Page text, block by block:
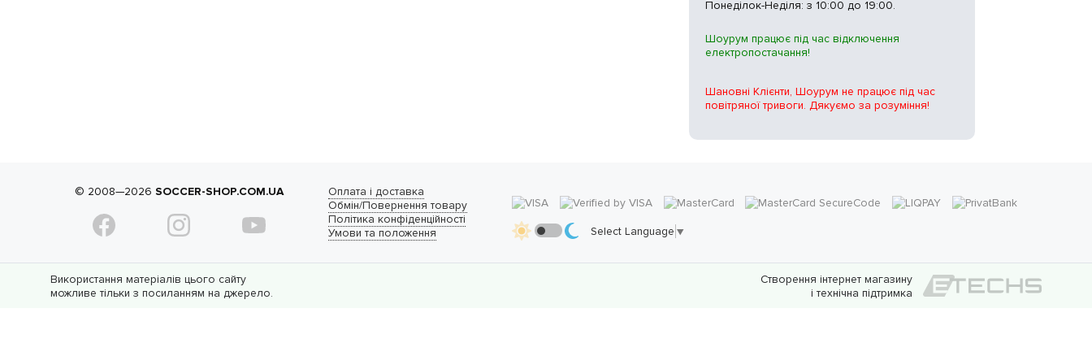
Понеділок-Неділя: з 10:00 до 19:00.
Шоурум працює під час відключення
електропостачання!
Шановні Клієнти, Шоурум не працює під час
повітряної тривоги. Дякуємо за розуміння!
© 2008—2026SOCCER-SHOP.COM.UA
Оплата і доставка
Обмін/Повернення товару
Політика конфіденційності
Умови та положення
Select Language ▼
Використання матеріалів цього сайту
можливе тільки з посиланням на джерело.
Створення інтернет магазину
і технічна підтримка